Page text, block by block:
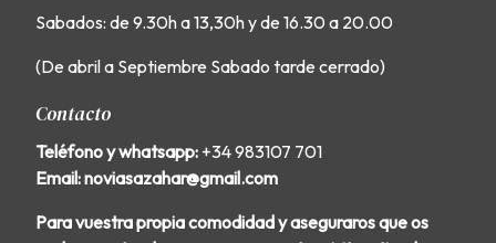
Sabados: de 9.30h a 13,30h y de 16.30 a 20.00
(De abril a Septiembre Sabado tarde cerrado)
Contacto
Teléfono y whatsapp: +34 983107 701
Email: noviasazahar@gmail.com
Para vuestra propia comodidad y aseguraros que os